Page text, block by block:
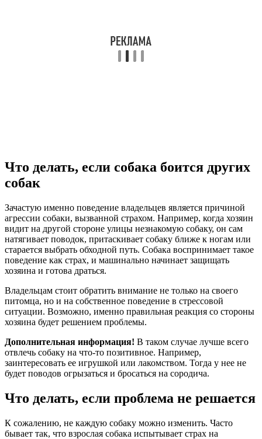
Что делать, если собака боится других
собак
Зачастую именно поведение владельцев является причиной
агрессии собаки, вызванной страхом. Например, когда хозяин
видит на другой стороне улицы незнакомую собаку, он сам
натягивает поводок, притаскивает собаку ближе к ногам или
старается выбрать обходной путь. Собака воспринимает такое
поведение как страх, и машинально начинает защищать
хозяина и готова драться.
Владельцам стоит обратить внимание не только на своего
питомца, но и на собственное поведение в стрессовой
ситуации. Возможно, именно правильная реакция со стороны
хозяина будет решением проблемы.
Дополнительная информация! В таком случае лучше всего
отвлечь собаку на что-то позитивное. Например,
заинтересовать ее игрушкой или лакомством. Тогда у нее не
будет поводов огрызаться и бросаться на сородича.
Что делать, если проблема не решается
К сожалению, не каждую собаку можно изменить. Часто
бывает так, что взрослая собака испытывает страх на